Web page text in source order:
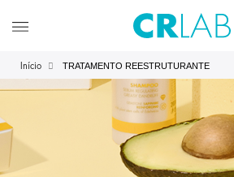
Início TRATAMENTO REESTRUTURANTE